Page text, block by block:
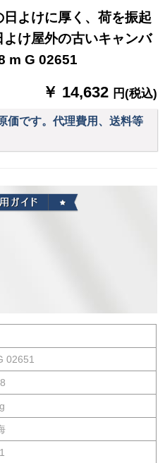
す。一般
バーイの
雨を防ぐ
を防ぐた
防ぐため
黒いゴム
す。
よけに厚く、荷を振起
け屋外の古いキャンバ
m G 02651
￥ 14,632 円(税込)
価です。代理費用、送料等
02651